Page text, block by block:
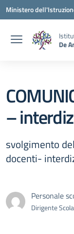
Vai ai contenuti
Vai al menu di
Vai al footer
Ministero
De
–
svolgimento
docenti-
Personale
Dirigente